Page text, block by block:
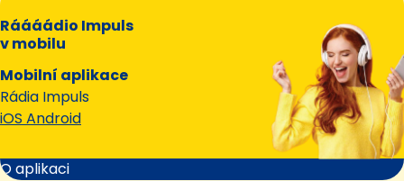
Ráááádio Impuls
v mobilu
Mobilní aplikace
Rádia Impuls
iOS Android
O aplikaci